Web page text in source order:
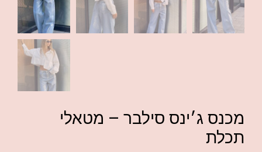
מכנס ג׳ינס סילבר – מטאלי
תכלת